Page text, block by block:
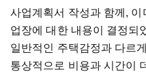
사업계획서 작성과 함께,
업장에 대한 내용이 결정되
일반적인 주택감정과 다르
통상적으로 비용과 시간이